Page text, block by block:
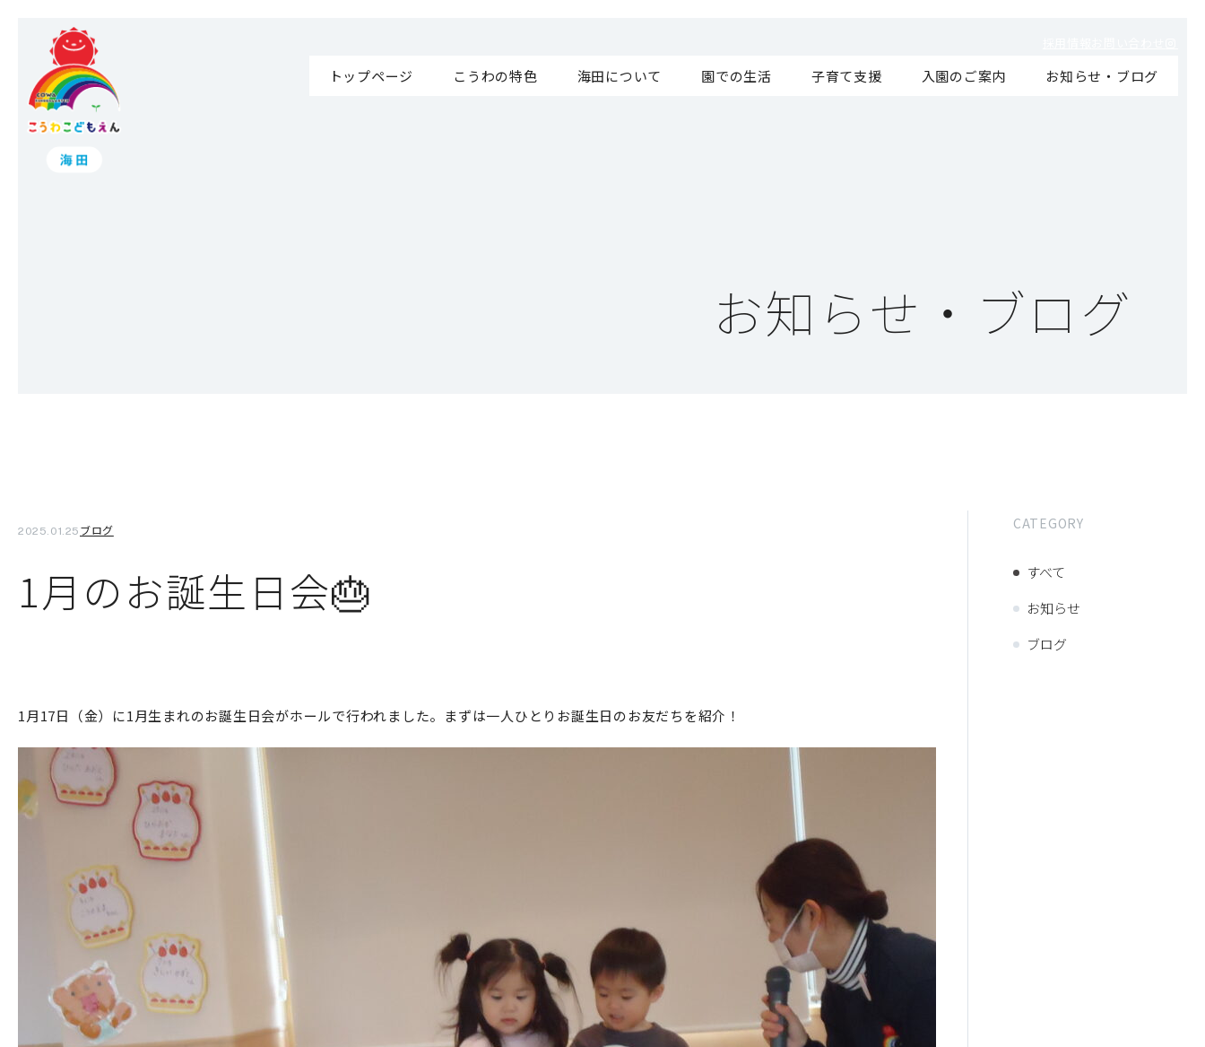
トップページ こうわの特色 海田について 園での生活 子育て支援 入園のご案内 お知らせ・ブログ
お知らせ・ブログ
CATEGORY
すべて
お知らせ
ブログ
2025.01.25 ブログ
1月のお誕生日会🎂
1月17日（金）に1月生まれのお誕生日会がホールで行われました。まずは一人ひとりお誕生日のお友だちを紹介！